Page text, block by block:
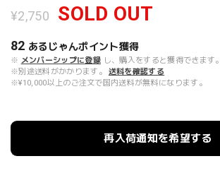
¥2,750 SOLD OUT
82 あるじゃんポイント獲得
※ メンバーシップに登録 し、購入をすると獲得できます。
※別途送料がかかります。
送料を確認する
※¥10,000以上のご注文で国内送料が無料になります。
再入荷通知を希望する